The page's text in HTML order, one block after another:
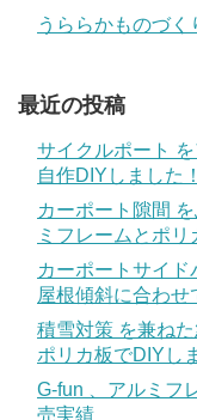
うららかものづく
最近の投稿
サイクルポート
自作DIYしました！
カーポート隙間
ミフレームとポ
カーポートサイ
屋根傾斜に合わ
積雪対策 を兼ね
ポリカ板でDIYし
G-fun 、アルミフ
売実績